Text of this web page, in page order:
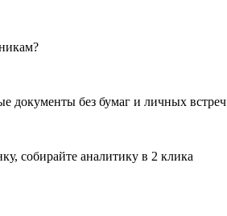
документы без бумаг и личных встреч
собирайте аналитику в 2 клика